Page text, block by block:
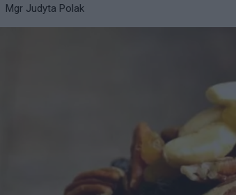
Mgr Judyta Polak